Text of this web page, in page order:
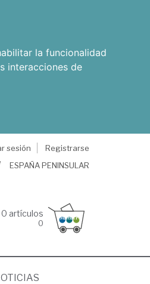
la funcionalidad
interacciones de
sesión
Registrarse
ESPAÑA PENINSULAR
0 artículos
0